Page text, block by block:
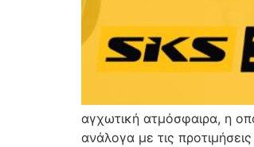
αγχωτική ατμόσφαιρα, η
ανάλογα με τις